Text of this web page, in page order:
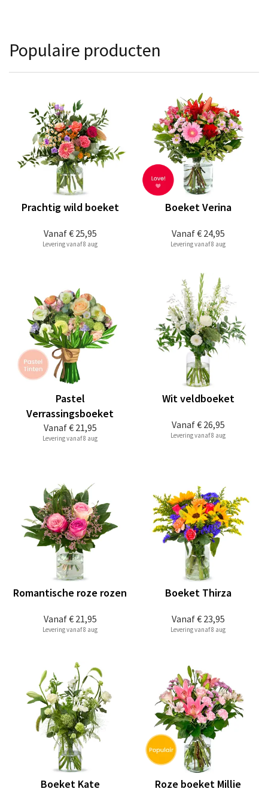
Populaire producten
Vanaf€ 25,95
Prachtig wild boeket
Levering vanaf 8 aug
Vanaf€ 24,95
Boeket Verina
Levering vanaf 8 aug
Vanaf€ 21,95
Pastel
Verrassingsboeket
Levering vanaf 8 aug
Vanaf€ 26,95
Wit veldboeket
Levering vanaf 8 aug
Vanaf€ 21,95
Romantische roze rozen
Levering vanaf 8 aug
Vanaf€ 23,95
Boeket Thirza
Levering vanaf 8 aug
Boeket Kate Roze boeket Millie